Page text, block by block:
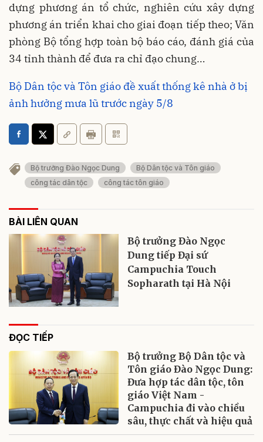
dựng phương án tổ chức, nghiên cứu xây dựng
phương án triển khai cho giai đoạn tiếp theo; Văn
phòng Bộ tổng hợp toàn bộ báo cáo, đánh giá của
34 tỉnh thành để đưa ra chỉ đạo chung…
Bộ Dân tộc và Tôn giáo đề xuất thống kê nhà ở bị
ảnh hưởng mưa lũ trước ngày 5/8
Bộ trưởng Đào Ngọc Dung
Bộ Dân tộc và Tôn giáo
công tác dân tộc
công tác tôn giáo
BÀI LIÊN QUAN
Bộ trưởng Đào Ngọc
Dung tiếp Đại sứ
Campuchia Touch
Sopharath tại Hà Nội
ĐỌC TIẾP
Bộ trưởng Bộ Dân tộc và
Tôn giáo Đào Ngọc Dung:
Đưa hợp tác dân tộc, tôn
giáo Việt Nam -
Campuchia đi vào chiều
sâu, thực chất và hiệu quả